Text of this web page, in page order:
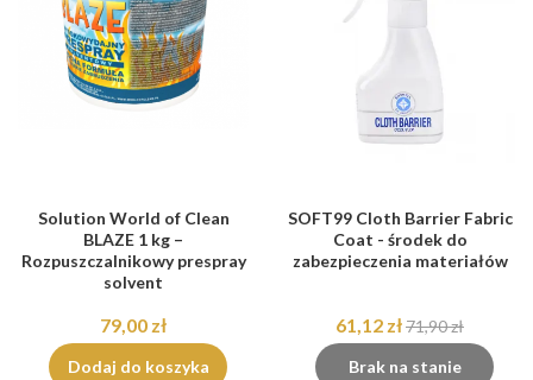
Solution World of Clean
BLAZE 1 kg –
Rozpuszczalnikowy prespray
solvent
79,00 zł
Dodaj do koszyka
SOFT99 Cloth Barrier Fabric
Coat - środek do
zabezpieczenia materiałów
61,12 zł71,90 zł
Brak na stanie